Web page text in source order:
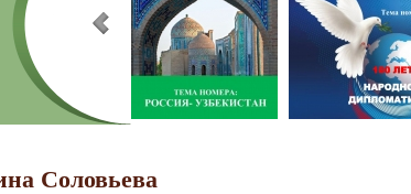
Соловьева